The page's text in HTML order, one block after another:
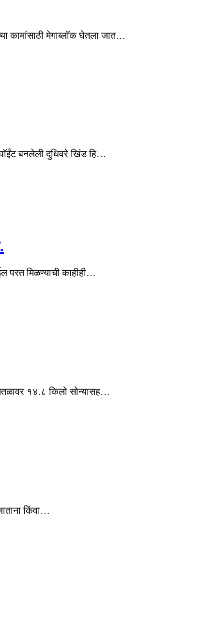
कामांसाठी मेगाब्लॉक घेतला जात…
बनलेली दुधिवरे खिंड हि…
परत मिळण्याची काहीही…
१४.८ किलो सोन्यासह…
किंवा…